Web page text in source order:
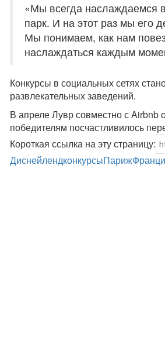
«Мы всегда наслаждаемся
парк. И на этот раз мы его
Мы понимаем, как нам
наслаждаться каждым
Конкурсы в социальных сетях
развлекательных заведений.
В апреле Лувр совместно с Airbnb
победителям посчастливилось
Короткая ссылка на эту страницу:
ДиснейлендконкурсыПариж